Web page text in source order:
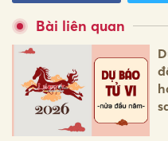
Bài liên quan